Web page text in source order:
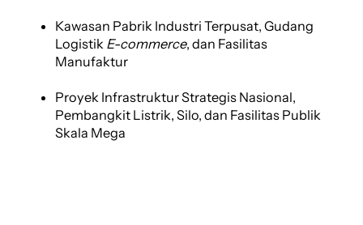
Kawasan Pabrik Industri Terpusat, Gudang
Logistik E-commerce, dan Fasilitas
Manufaktur
Proyek Infrastruktur Strategis Nasional,
Pembangkit Listrik, Silo, dan Fasilitas Publik
Skala Mega